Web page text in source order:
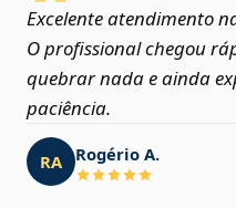
Excelente atendimento
O profissional chegou
quebrar nada e ainda
paciência.
RA Rogério A.